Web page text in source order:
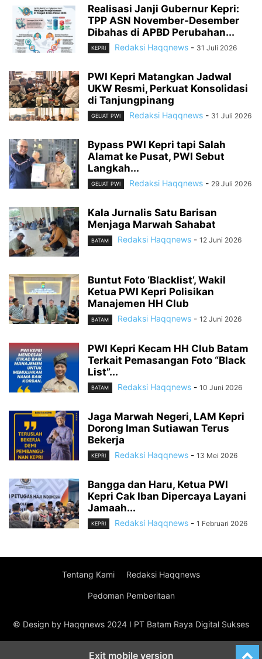
Realisasi Janji Gubernur Kepri:
TPP ASN November-Desember
Dibahas di APBD Perubahan...
KEPRI Redaksi Haqqnews - 31 Juli 2026
PWI Kepri Matangkan Jadwal
UKW Resmi, Perkuat Konsolidasi
di Tanjungpinang
GELIAT PWI Redaksi Haqqnews - 31 Juli 2026
Bypass PWI Kepri tapi Salah
Alamat ke Pusat, PWI Sebut
Langkah...
GELIAT PWI Redaksi Haqqnews - 29 Juli 2026
Kala Jurnalis Satu Barisan
Menjaga Marwah Sahabat
BATAM Redaksi Haqqnews - 12 Juni 2026
Buntut Foto ‘Blacklist’, Wakil
Ketua PWI Kepri Polisikan
Manajemen HH Club
BATAM Redaksi Haqqnews - 12 Juni 2026
PWI Kepri Kecam HH Club Batam
Terkait Pemasangan Foto “Black
List”...
BATAM Redaksi Haqqnews - 10 Juni 2026
Jaga Marwah Negeri, LAM Kepri
Dorong Iman Sutiawan Terus
Bekerja
KEPRI Redaksi Haqqnews - 13 Mei 2026
Bangga dan Haru, Ketua PWI
Kepri Cak Iban Dipercaya Layani
Jamaah...
KEPRI Redaksi Haqqnews - 1 Februari 2026
Tentang Kami Redaksi Haqqnews
Pedoman Pemberitaan
© Design by Haqqnews 2024 I PT Batam Raya Digital Sukses
Exit mobile version